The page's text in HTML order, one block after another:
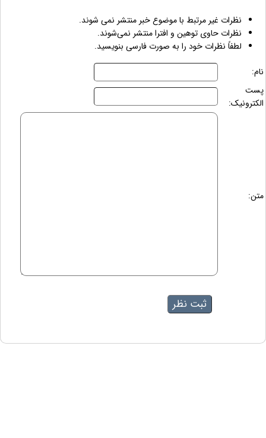
نظرات غیر مرتبط با موضوع خبر منتشر نمی شوند.
نظرات حاوی توهین و افترا منتشر نمی‌شوند.
لطفاً نظرات خود را به صورت فارسی بنویسید.
نام:
پست
الکترونیک:
متن: